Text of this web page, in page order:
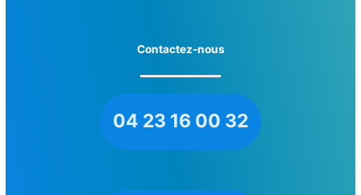
Contactez-nous
04 23 16 00 32